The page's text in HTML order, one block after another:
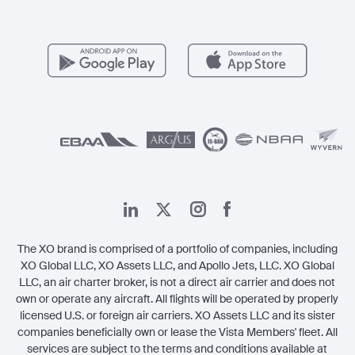
The XO brand is comprised of a portfolio of companies, including
XO Global LLC, XO Assets LLC, and Apollo Jets, LLC. XO Global
LLC, an air charter broker, is not a direct air carrier and does not
own or operate any aircraft. All flights will be operated by properly
licensed U.S. or foreign air carriers. XO Assets LLC and its sister
companies beneficially own or lease the Vista Members' fleet. All
services are subject to the terms and conditions available at